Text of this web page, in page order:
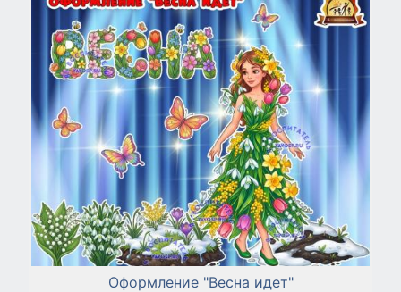
Оформление "Весна идет"